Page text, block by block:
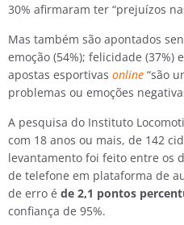
30% afirmaram ter “prejuízos
Mas também são apontados
emoção (54%); felicidade (37%)
apostas esportivas online “são
problemas ou emoções
A pesquisa do Instituto
com 18 anos ou mais, de 142
levantamento foi feito entre os
de telefone em plataforma de
de erro é de 2,1 pontos
confiança de 95%.